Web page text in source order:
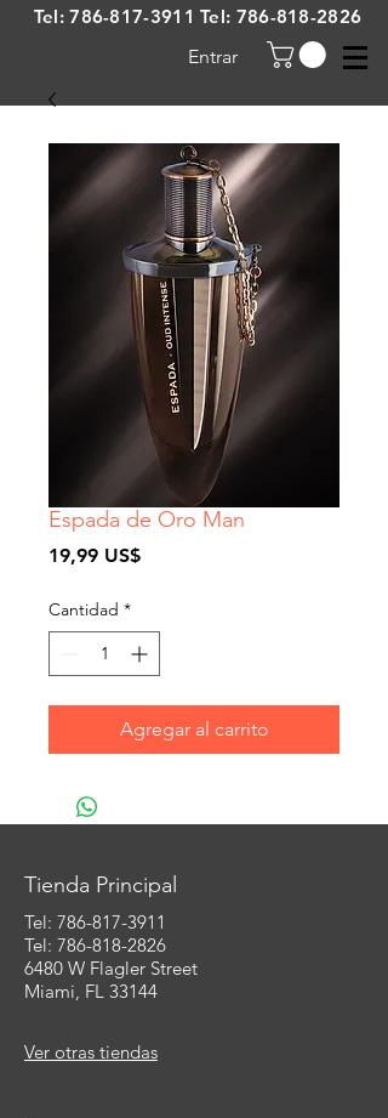
Entrar
Tel:786-817-3911 Tel: 786-818-2826
Espada de Oro Man
19,99 US$Precio
Cantidad *
Agregar al carrito
Tienda Principal
Tel: 786-817-3911
Tel: 786-818-2826
6480 W Flagler Street
Miami, FL 33144
Ver otras tiendas